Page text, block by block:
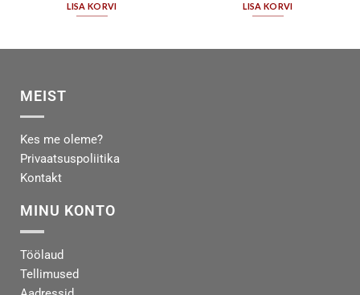
LISA KORVI LISA KORVI
MEIST
Kes me oleme?
Privaatsuspoliitika
Kontakt
MINU KONTO
Töölaud
Tellimused